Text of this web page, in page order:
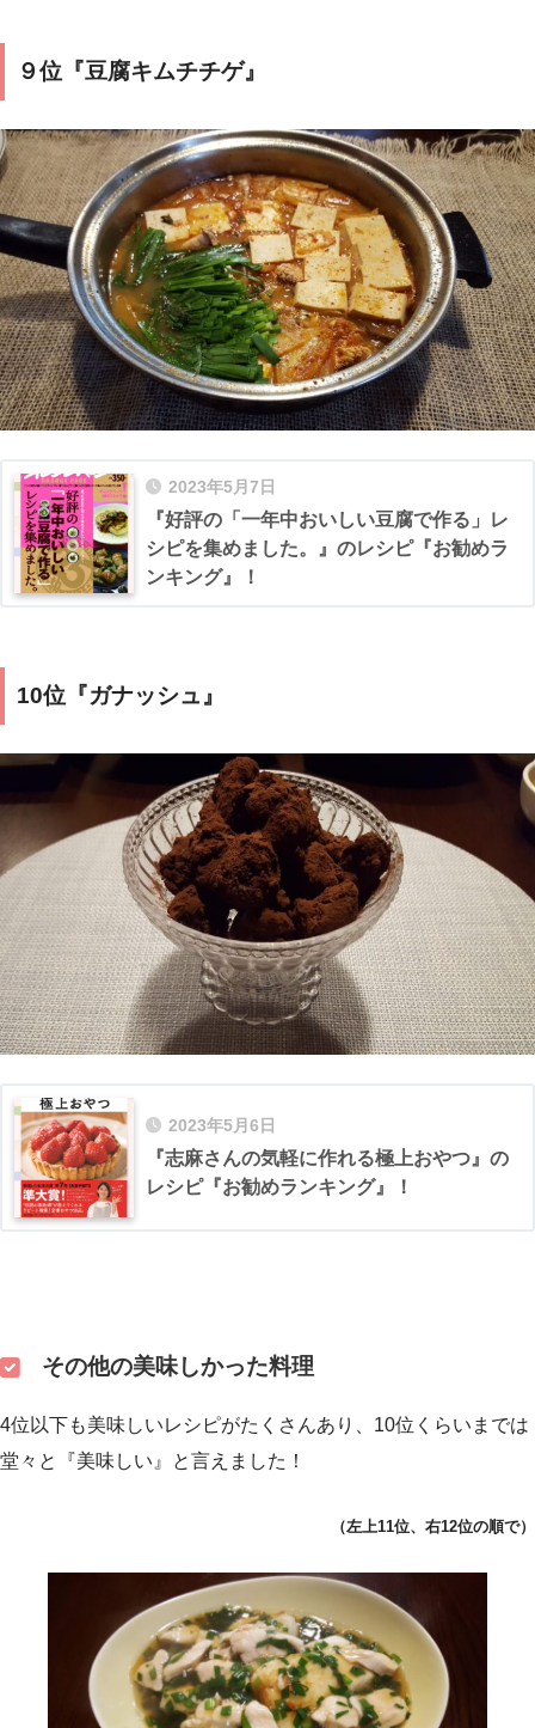
９位『豆腐キムチチゲ』
2023年5月7日
『好評の「一年中おいしい豆腐で作る」レ
シピを集めました。』のレシピ『お勧めラ
ンキング』！
10位『ガナッシュ』
2023年5月6日
『志麻さんの気軽に作れる極上おやつ』の
レシピ『お勧めランキング』！
その他の美味しかった料理
4位以下も美味しいレシピがたくさんあり、10位くらいまでは
堂々と『美味しい』と言えました！
（左上11位、右12位の順で）